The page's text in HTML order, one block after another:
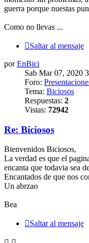
guerra porque nuestas
Como no llevas ...
Saltar al mensaje
porEnBici
Sab Mar 07, 2020
Foro:
Tema: Biciosos
Respuestas: 2
Vistas: 72942
Re: Biciosos
Bienvenidos Biciosos,
La verdad es que el
encanta que todavia sea
Encantados de que nos
Un abrzao
Bea
Saltar al mensaje